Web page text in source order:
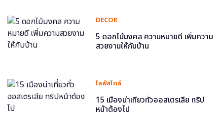
DECOR
5 ดอกไม้มงคล ความหมายดี เพิ่มความ
สวยงามให้กับบ้าน
ไลฟ์สไตล์
15 เมืองน่าเที่ยวทั่วออสเตรเลีย ทริป
หน้าต้องไป